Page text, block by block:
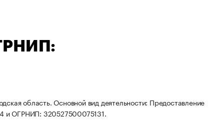
область. Основной вид деятельности: Предоставление
и ОГРНИП: 320527500075131.